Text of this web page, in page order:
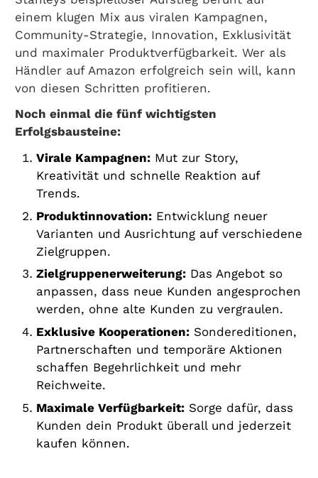
einem klugen Mix aus viralen Kampagnen,
Community-Strategie, Innovation, Exklusivität
und maximaler Produktverfügbarkeit. Wer als
Händler auf Amazon erfolgreich sein will, kann
von diesen Schritten profitieren.
Noch einmal die fünf wichtigsten
Erfolgsbausteine:
Virale Kampagnen:Mut zur Story,
Kreativität und schnelle Reaktion auf
Trends.
Produktinnovation:Entwicklung neuer
Varianten und Ausrichtung auf verschiedene
Zielgruppen.
Zielgruppenerweiterung:Das Angebot so
anpassen, dass neue Kunden angesprochen
werden, ohne alte Kunden zu vergraulen.
Exklusive Kooperationen:Sondereditionen,
Partnerschaften und temporäre Aktionen
schaffen Begehrlichkeit und mehr
Reichweite.
Maximale Verfügbarkeit:Sorge dafür, dass
Kunden dein Produkt überall und jederzeit
kaufen können.